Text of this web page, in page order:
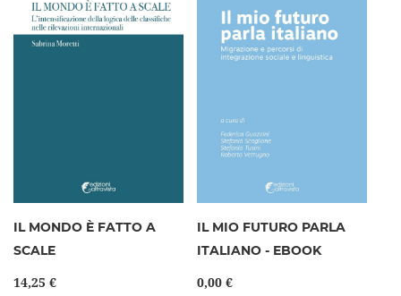
IL MONDO È FATTO A
SCALE
14,25 €
IL MIO FUTURO PARLA
ITALIANO - EBOOK
0,00 €